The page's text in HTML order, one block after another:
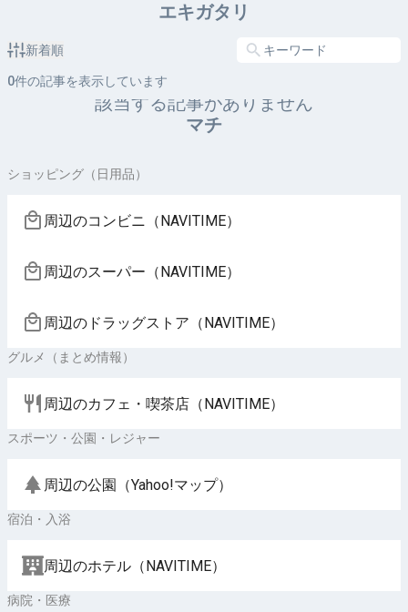
エキガタリ
新着順
0件の記事を表示しています
該当する記事がありません
マチ
ショッピング（日用品）
周辺のコンビニ（NAVITIME）
周辺のスーパー（NAVITIME）
周辺のドラッグストア（NAVITIME）
グルメ（まとめ情報）
周辺のカフェ・喫茶店（NAVITIME）
スポーツ・公園・レジャー
周辺の公園（Yahoo!マップ）
宿泊・入浴
周辺のホテル（NAVITIME）
病院・医療